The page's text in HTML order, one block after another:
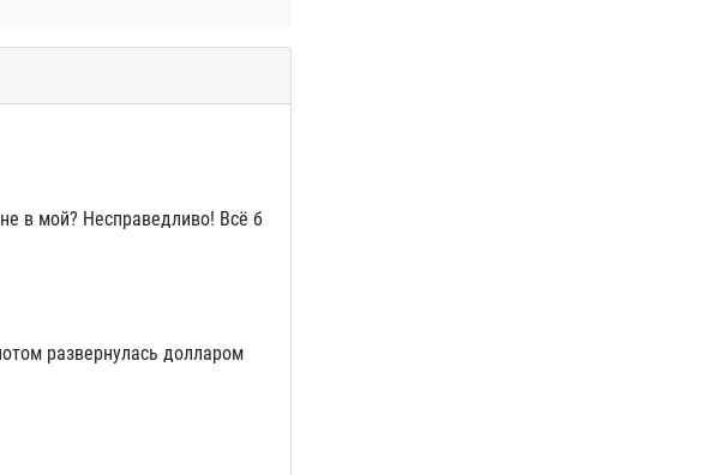
в мой? Несправедливо! Всё б
развернулась долларом